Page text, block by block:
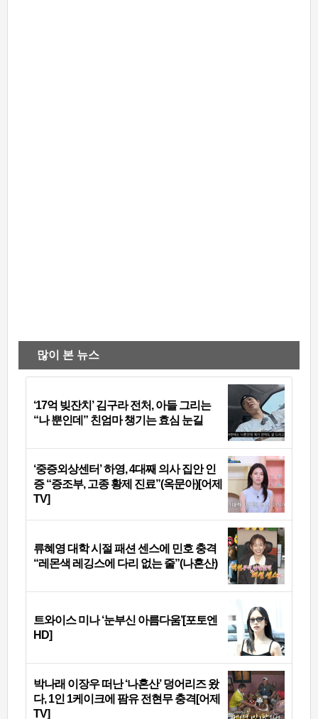
많이 본 뉴스
‘17억 빚잔치’ 김구라 전처, 아들 그리는
“나 뿐인데” 친엄마 챙기는 효심 눈길
‘중증외상센터’ 하영, 4대째 의사 집안 인
증 “증조부, 고종 황제 진료”(옥문아)[어제
TV]
류혜영 대학 시절 패션 센스에 민호 충격
“레몬색 레깅스에 다리 없는 줄”(나혼산)
트와이스 미나 ‘눈부신 아름다움’[포토엔
HD]
박나래 이장우 떠난 ‘나혼산’ 덩어리즈 왔
다, 1인 1케이크에 팜유 전현무 충격[어제
TV]